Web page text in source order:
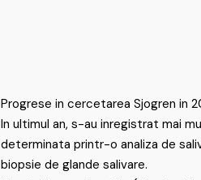
Progrese in cercetarea Sjogren in
In ultimul an, s-au inregistrat mai
determinata printr-o analiza de
biopsie de glande salivare.